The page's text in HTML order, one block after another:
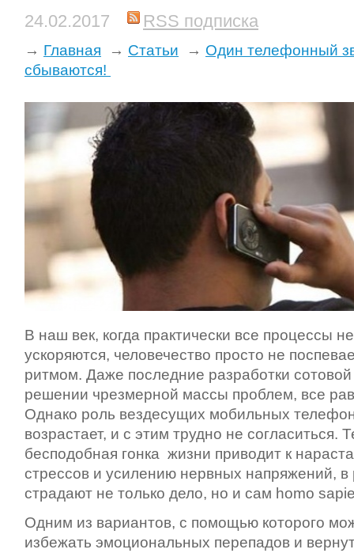
24.02.2017 RSS подписка
→ Главная → Статьи → Один телефонный
сбываются!
В наш век, когда практически все процессы
ускоряются, человечество просто не
ритмом. Даже последние разработки
решении чрезмерной массы проблем, все
Однако роль вездесущих мобильных
возрастает, и с этим трудно не согласиться.
бесподобная гонка жизни приводит к
стрессов и усилению нервных напряжений, в
страдают не только дело, но и сам homo
Одним из вариантов, с помощью которого
избежать эмоциональных перепадов и